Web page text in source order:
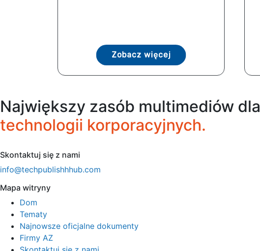
Zobacz więcej
Największy zasób multimediów dla
technologii korporacyjnych.
Skontaktuj się z nami
info@techpublishhhub.com
Mapa witryny
Dom
Tematy
Najnowsze oficjalne dokumenty
Firmy AZ